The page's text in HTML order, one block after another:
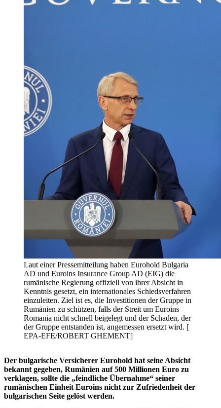
Laut einer Pressemitteilung haben Eurohold Bulgaria
AD und Euroins Insurance Group AD (EIG) die
rumänische Regierung offiziell von ihrer Absicht in
Kenntnis gesetzt, ein internationales Schiedsverfahren
einzuleiten. Ziel ist es, die Investitionen der Gruppe in
Rumänien zu schützen, falls der Streit um Euroins
Romania nicht schnell beigelegt und der Schaden, der
der Gruppe entstanden ist, angemessen ersetzt wird. [
EPA-EFE/ROBERT GHEMENT]
Der bulgarische Versicherer Eurohold hat seine Absicht
bekannt gegeben, Rumänien auf 500 Millionen Euro zu
verklagen, sollte die „feindliche Übernahme“ seiner
rumänischen Einheit Euroins nicht zur Zufriedenheit der
bulgarischen Seite gelöst werden.